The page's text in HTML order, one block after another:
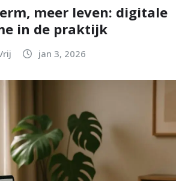
meer leven: digitale
in de praktijk
jan 3, 2026